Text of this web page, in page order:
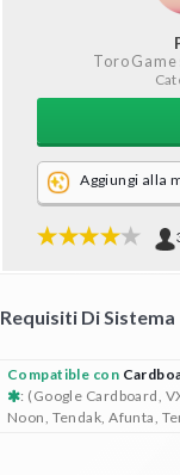
Aggiungi alla
Requisiti Di Sistema
Compatible con
: (Google Cardboard,
Noon, Tendak, Afunta,